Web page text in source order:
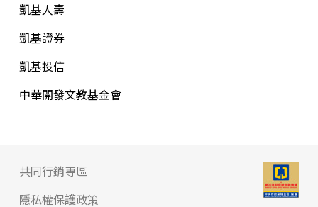
凱基人壽
凱基證券
凱基投信
中華開發文教基金會
共同行銷專區
隱私權保護政策